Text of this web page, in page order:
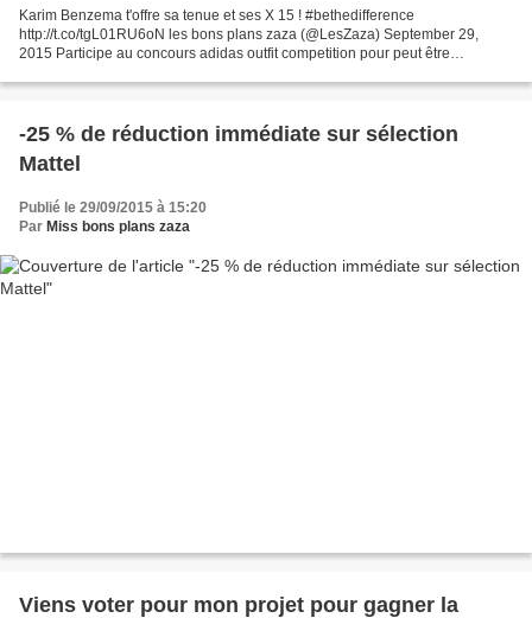
Karim Benzema t'offre sa tenue et ses X 15 ! #bethedifference
http://t.co/tgL01RU6oN les bons plans zaza (@LesZaza) September 29,
2015 Participe au concours adidas outfit competition pour peut être
-25 % de réduction immédiate sur sélection
Mattel
Publié le 29/09/2015 à 15:20
Par Miss bons plans zaza
Viens voter pour mon projet pour gagner la